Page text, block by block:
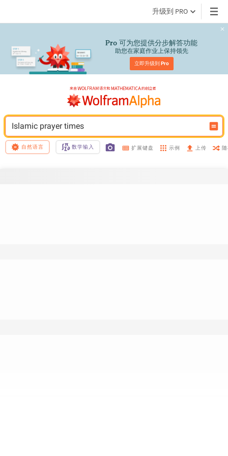
升级到 PRO
Pro 可为您提供分步解答功能
助您在家庭作业上保持领先
立即升级到 Pro
Islamic prayer times
自然语言 数学输入 扩展键盘 示例 上传